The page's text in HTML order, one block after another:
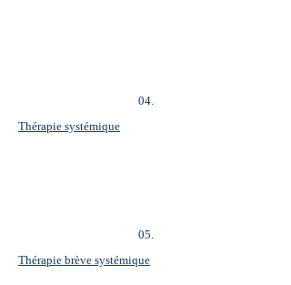
04.
Thérapie systémique
05.
Thérapie brève systémique